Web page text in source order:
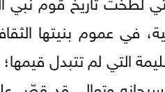
في عموم بنيتها
التي لم تتبدل